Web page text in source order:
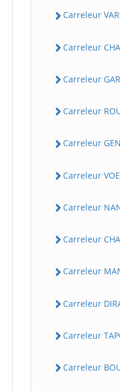
Carreleur
Carreleur
Carreleur
Carreleur
Carreleur
Carreleur
Carreleur
Carreleur
Carreleur
Carreleur
Carreleur
Carreleur